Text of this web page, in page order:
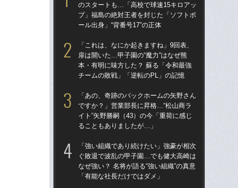
のスタートも…「高校で球速15キロアッ
プ」福島の絶対王者を封じた「ソフトボ
ール出身」“背番号17”の正体
「これは、なにか起きますね」9回表、
扉は開いた…甲子園の“魔力”はなぜ熊
本・有明に味方した？ 蘇る「令和最強
チームの敗戦」「逆転のPL」の記憶
「あの、奇跡のバックホームの矢野さん
ですか？」営業部長に昇格…“松山商ラ
イト”矢野勝嗣（43）の今「重荷に感じ
ることもありましたが…」
「強い組織であり続けたい」強豪が相次
ぐ敗退で波乱の甲子園…でも健大高崎は
なぜ強い？ 名将が語る“強い組織”の真意
「有能な社長だけではダメ」